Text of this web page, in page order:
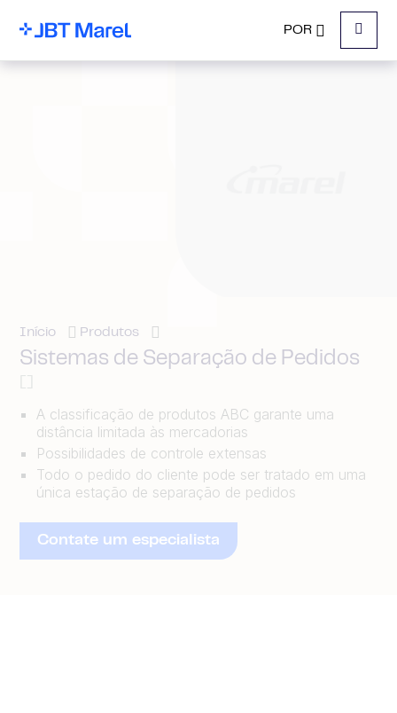
POR
Menu
Início Produtos
Sistemas de Separação de Pedidos
A classificação de produtos ABC garante uma
distância limitada às mercadorias
Possibilidades de controle extensas
Todo o pedido do cliente pode ser tratado em uma
única estação de separação de pedidos
Contate um especialista